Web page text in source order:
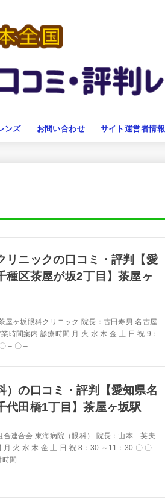
ンズ お問い合わせ サイト運営者情報
リニックの口コミ・評判【愛
種区茶屋が坂2丁目】茶屋ヶ
屋ヶ坂眼科クリニック 院長：古田寿男 名古屋
時間案内 診療時間 月 火 水 木 金 土 日 祝 9：
– 〇 –...
）の口コミ・評判【愛知県名
代田橋1丁目】茶屋ヶ坂駅
合連合会 東海病院（眼科） 院長：山本 英夫
月 火 水 木 金 土 日 祝 8：30 ～11：30 〇 〇
間...